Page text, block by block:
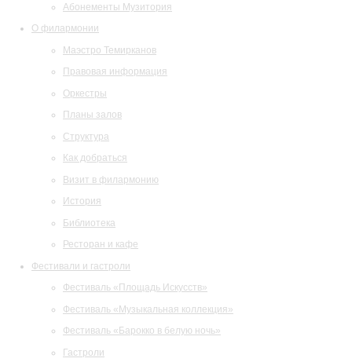
Абонементы Музитория
О филармонии
Маэстро Темирканов
Правовая информация
Оркестры
Планы залов
Структура
Как добраться
Визит в филармонию
История
Библиотека
Ресторан и кафе
Фестивали и гастроли
Фестиваль «Площадь Искусств»
Фестиваль «Музыкальная коллекция»
Фестиваль «Барокко в белую ночь»
Гастроли